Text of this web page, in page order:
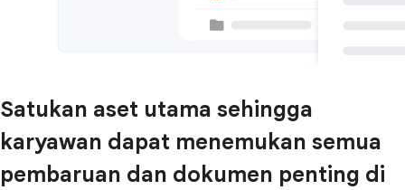
Satukan aset utama sehingga
karyawan dapat menemukan semua
pembaruan dan dokumen penting di